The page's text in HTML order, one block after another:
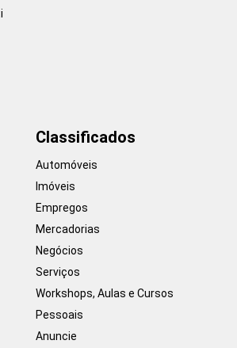
Classificados
Automóveis
Imóveis
Empregos
Mercadorias
Negócios
Serviços
Workshops, Aulas e Cursos
Pessoais
Anuncie